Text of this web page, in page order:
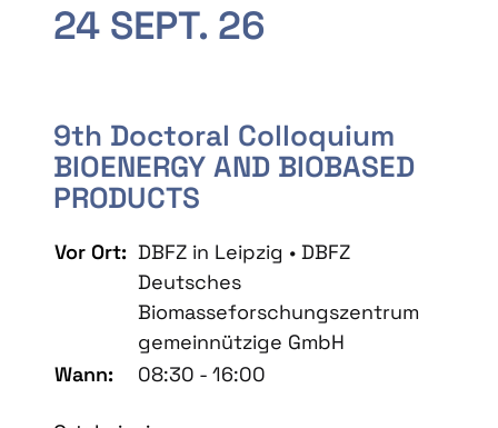
24 SEPT. 26
9th Doctoral Colloquium
BIOENERGY AND BIOBASED
PRODUCTS
Vor Ort: DBFZ in Leipzig • DBFZ
Deutsches
Biomasseforschungszentrum
gemeinnützige GmbH
Wann:
08:30 - 16:00